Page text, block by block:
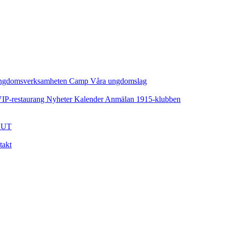
Camp Våra ungdomslag
restaurang NyheterKalenderAnmälan 1915-klubben